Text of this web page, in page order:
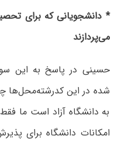
* دانشجویانی که برای
می‌پردازند
حسینی در پاسخ به این
شده در این کدرشته‌محل‌ها
به دانشگاه آزاد است ما
امکانات دانشگاه برای